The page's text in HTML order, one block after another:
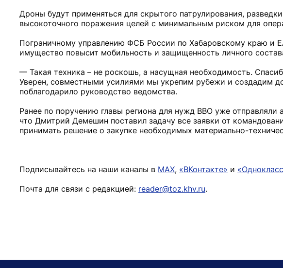
Дроны будут применяться для скрытого патрулирования,
высокоточного поражения целей с минимальным риском для
Пограничному управлению ФСБ России по Хабаровскому краю и
имущество повысит мобильность и защищенность личного
— Такая техника – не роскошь, а насущная необходимость.
Уверен, совместными усилиями мы укрепим рубежи и создадим
поблагодарило руководство ведомства.
Ранее по поручению главы региона для нужд ВВО уже
что Дмитрий Демешин поставил задачу все заявки от
принимать решение о закупке необходимых материально-
Подписывайтесь на наши каналы в MAX, «ВКонтакте» и
Почта для связи с редакцией: reader@toz.khv.ru.